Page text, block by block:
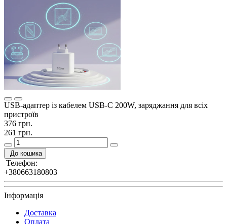
USB-адаптер із кабелем USB-C 200W, заряджання для всіх
пристроїв
376 грн.
261 грн.
До кошика
Телефон:
+380663180803
Інформація
Доставка
Оплата